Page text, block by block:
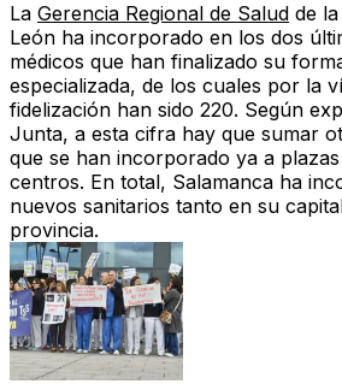
La Gerencia Regional de Salud de
León ha incorporado en los dos
médicos que han finalizado su
especializada, de los cuales por la
fidelización han sido 220. Según
Junta, a esta cifra hay que sumar
que se han incorporado ya a
centros. En total, Salamanca ha
nuevos sanitarios tanto en su
provincia.